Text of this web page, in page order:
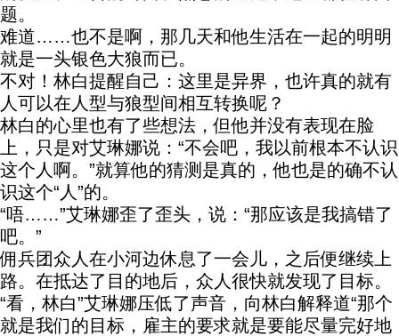
题。
难道……也不是啊，那几天和他生活在一起的明明
就是一头银色大狼而已。
不对！林白提醒自己：这里是异界，也许真的就有
人可以在人型与狼型间相互转换呢？
林白的心里也有了些想法，但他并没有表现在脸
上，只是对艾琳娜说：“不会吧，我以前根本不认识
这个人啊。”就算他的猜测是真的，他也是的确不认
识这个“人”的。
“唔……”艾琳娜歪了歪头，说：“那应该是我搞错了
吧。”
佣兵团众人在小河边休息了一会儿，之后便继续上
路。在抵达了目的地后，众人很快就发现了目标。
“看，林白”艾琳娜压低了声音，向林白解释道“那个
就是我们的目标，雇主的要求就是要能尽量完好地